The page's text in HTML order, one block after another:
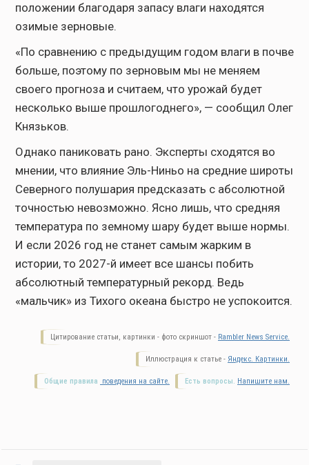
положении благодаря запасу влаги находятся
озимые зерновые.
«По сравнению с предыдущим годом влаги в почве
больше, поэтому по зерновым мы не меняем
своего прогноза и считаем, что урожай будет
несколько выше прошлогоднего», — сообщил Олег
Князьков.
Однако паниковать рано. Эксперты сходятся во
мнении, что влияние Эль-Ниньо на средние широты
Северного полушария предсказать с абсолютной
точностью невозможно. Ясно лишь, что средняя
температура по земному шару будет выше нормы.
И если 2026 год не станет самым жарким в
истории, то 2027-й имеет все шансы побить
абсолютный температурный рекорд. Ведь
«мальчик» из Тихого океана быстро не успокоится.
Цитирование статьи, картинки - фото скриншот - Rambler News Service.
Иллюстрация к статье - Яндекс. Картинки.
Есть вопросы. Напишите нам.
Общие правила поведения на сайте.